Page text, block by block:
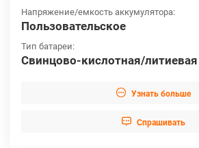
Напряжение/емкость аккумулятора:
Пользовательское
Тип батареи:
Свинцово-кислотная/литиевая
 Узнать больше
 Cпрашивать